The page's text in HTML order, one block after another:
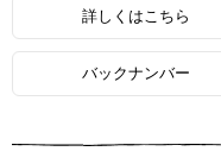
詳しくはこちら
バックナンバー